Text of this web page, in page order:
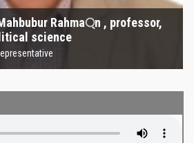
Rahma্‌n , professor,
science